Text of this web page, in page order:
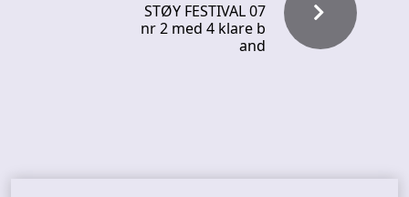
STØY FESTIVAL 07
nr 2 med 4 klare b
and